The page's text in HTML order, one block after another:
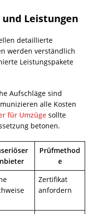
Leistungen
detaillierte
werden verständlich
Leistungspakete
Aufschläge sind
alle Kosten
für Umzüge sollte
betonen.
Prüfmethod
e
Zertifikat
anfordern